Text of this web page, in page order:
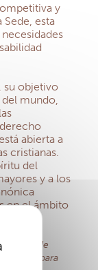
y
esta
su objetivo
mundo,
abierta a
cristianas.
del
y a los
en el ámbito
de
para